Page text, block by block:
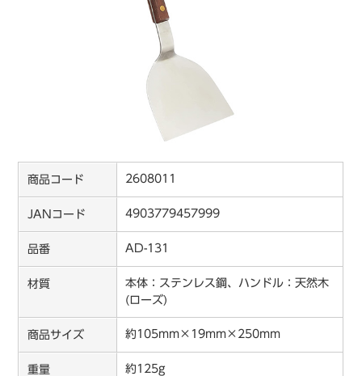
商品コード 2608011
JANコード 4903779457999
品番 AD-131
材質
本体：ステンレス鋼、ハンドル：天然木
(ローズ)
商品サイズ 約105mm×19mm×250mm
重量 約125g